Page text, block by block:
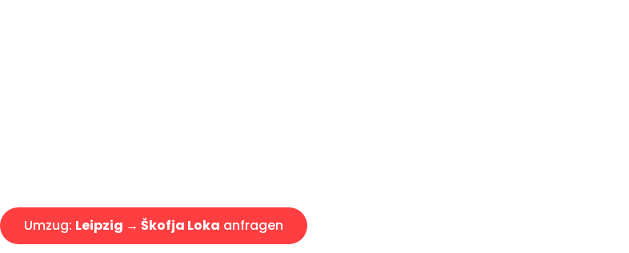
Umzug: Leipzig → Škofja Loka anfragen